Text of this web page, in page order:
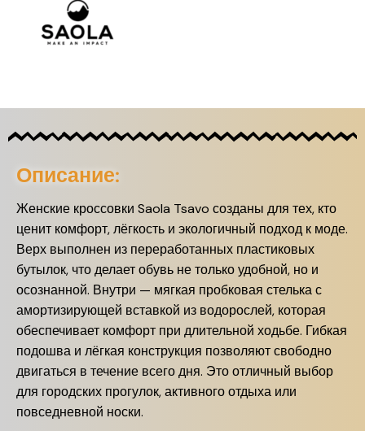
Описание:
Женские кроссовки Saola Tsavo созданы для тех, кто
ценит комфорт, лёгкость и экологичный подход к моде.
Верх выполнен из переработанных пластиковых
бутылок, что делает обувь не только удобной, но и
осознанной. Внутри — мягкая пробковая стелька с
амортизирующей вставкой из водорослей, которая
обеспечивает комфорт при длительной ходьбе. Гибкая
подошва и лёгкая конструкция позволяют свободно
двигаться в течение всего дня. Это отличный выбор
для городских прогулок, активного отдыха или
повседневной носки.